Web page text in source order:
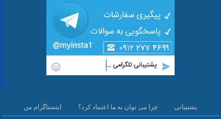
اینستاگرام من چرا می توان به ما اعتماد کرد؟ پشتیبانی